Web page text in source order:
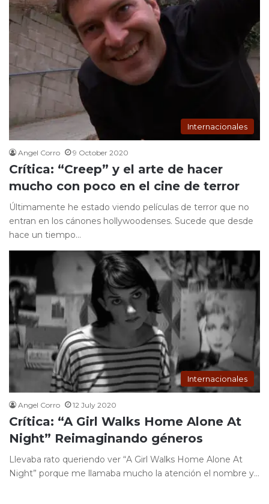
Internacionales
Angel Corro 9 October 2020
Crítica: “Creep” y el arte de hacer
mucho con poco en el cine de terror
Últimamente he estado viendo películas de terror que no
entran en los cánones hollywoodenses. Sucede que desde
hace un tiempo…
Internacionales
Angel Corro 12 July 2020
Crítica: “A Girl Walks Home Alone At
Night” Reimaginando géneros
Llevaba rato queriendo ver “A Girl Walks Home Alone At
Night” porque me llamaba mucho la atención el nombre y…